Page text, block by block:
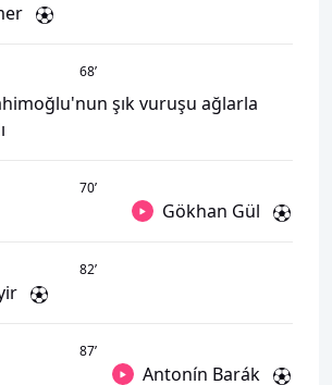
68’
şık vuruşu ağlarla
70’
Gökhan Gül
82’
87’
Antonín Barák